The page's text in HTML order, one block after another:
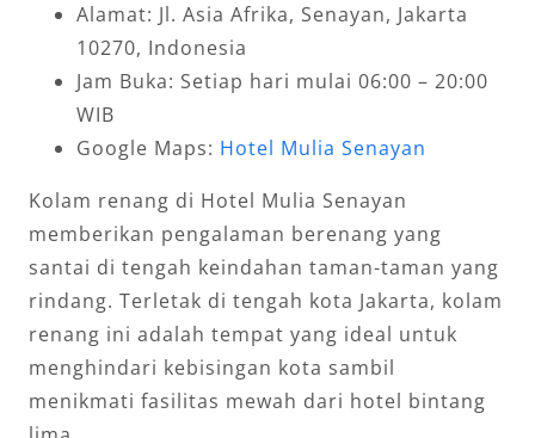
Alamat: Jl. Asia Afrika, Senayan, Jakarta
10270, Indonesia
Jam Buka: Setiap hari mulai 06:00 – 20:00
WIB
Google Maps: Hotel Mulia Senayan
Kolam renang di Hotel Mulia Senayan
memberikan pengalaman berenang yang
santai di tengah keindahan taman-taman yang
rindang. Terletak di tengah kota Jakarta, kolam
renang ini adalah tempat yang ideal untuk
menghindari kebisingan kota sambil
menikmati fasilitas mewah dari hotel bintang